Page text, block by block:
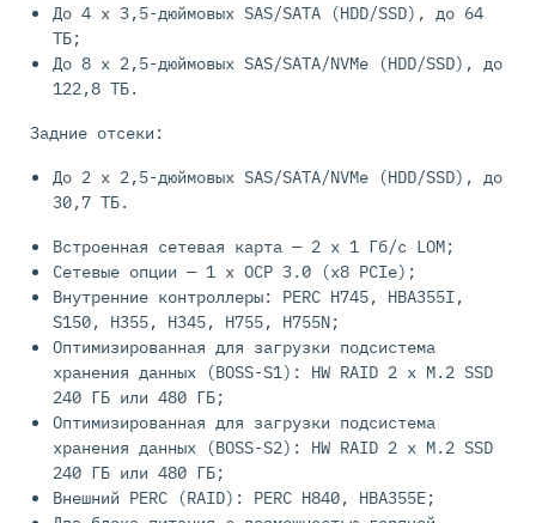
До 4 x 3,5-дюймовых SAS/SATA (HDD/SSD), до 64
ТБ;
До 8 x 2,5-дюймовых SAS/SATA/NVMe (HDD/SSD), до
122,8 ТБ.
Задние отсеки:
До 2 x 2,5-дюймовых SAS/SATA/NVMe (HDD/SSD), до
30,7 ТБ.
Встроенная сетевая карта — 2 x 1 Гб/с LOM;
Сетевые опции — 1 x OCP 3.0 (x8 PCIe);
Внутренние контроллеры: PERC H745, HBA355I,
S150, H355, H345, H755, H755N;
Оптимизированная для загрузки подсистема
хранения данных (BOSS-S1): HW RAID 2 x M.2 SSD
240 ГБ или 480 ГБ;
Оптимизированная для загрузки подсистема
хранения данных (BOSS-S2): HW RAID 2 x M.2 SSD
240 ГБ или 480 ГБ;
Внешний PERC (RAID): PERC H840, HBA355E;